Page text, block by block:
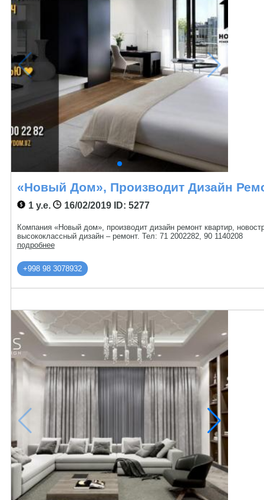
«Новый Дом», Производит Дизайн
1 у.е. 16/02/2019ID: 5277
Компания «Новый дом», производит дизайн ремонт квартир,
высококлассный дизайн – ремонт. Тел: 71 2002282, 90 1140208
подробнее
+998 98 3078932